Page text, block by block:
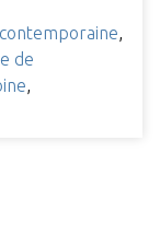
,
de
,